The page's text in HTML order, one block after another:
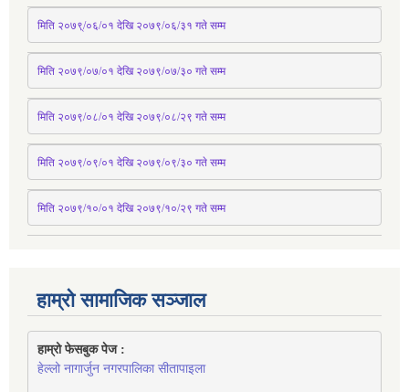
मिति २०७९्/०६/०१ देखि २०७९/०६/३१ गते सम्म
मिति २०७९/०७/०१ देखि २०७९/०७/३० गते सम्म
मिति २०७९/०८/०१ देखि २०७९/०८/२९ गते सम्म
मिति २०७९/०९/०१ देखि २०७९/०९/३० गते सम्म
मिति २०७९/१०/०१ देखि २०७९/१०/२९ गते सम्म
हाम्रो सामाजिक सञ्जाल
हाम्रो फेसबुक पेज :
हेल्लो नागार्जुन नगरपालिका सीतापाइला